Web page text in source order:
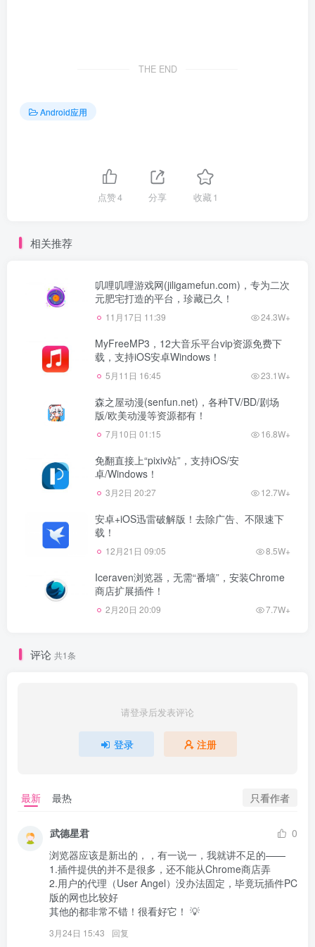
THE END
Android应用
点赞4 分享 收藏1
相关推荐
叽哩叽哩游戏网(jiligamefun.com)，专为二次
元肥宅打造的平台，珍藏已久！
11月17日 11:39 24.3W+
MyFreeMP3，12大音乐平台vip资源免费下
载，支持iOS安卓Windows！
5月11日 16:45 23.1W+
森之屋动漫(senfun.net)，各种TV/BD/剧场
版/欧美动漫等资源都有！
7月10日 01:15 16.8W+
免翻直接上“pixiv站”，支持iOS/安
卓/Windows！
3月2日 20:27 12.7W+
安卓+iOS迅雷破解版！去除广告、不限速下
载！
12月21日 09:05 8.5W+
Iceraven浏览器，无需“番墙”，安装Chrome
商店扩展插件！
2月20日 20:09 7.7W+
评论 共1条
请登录后发表评论
登录 注册
最新 最热 只看作者
武德星君
0
浏览器应该是新出的，，有一说一，我就讲不足的——
1.插件提供的并不是很多，还不能从Chrome商店弄
2.用户的代理（User Angel）没办法固定，毕竟玩插件PC
版的网也比较好
其他的都非常不错！很看好它！ 💡
3月24日 15:43 回复